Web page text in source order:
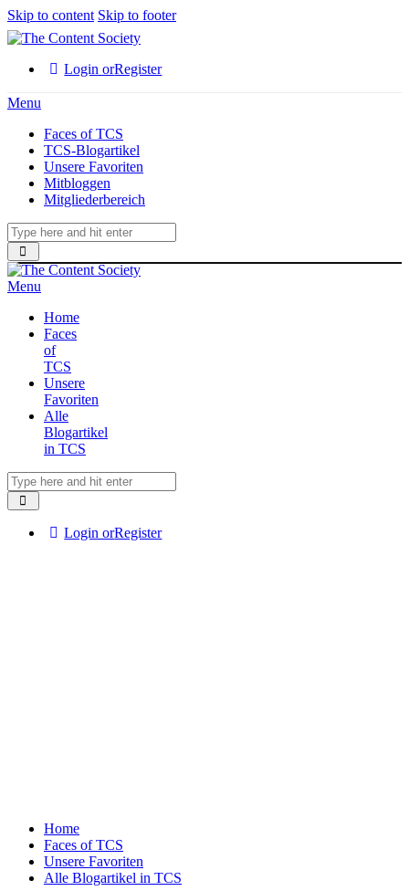
Skip to content Skip to footer
Login orRegister
Menu
Faces of TCS
TCS-Blogartikel
Unsere Favoriten
Mitbloggen
Mitgliederbereich
Menu
Home
Faces
of
TCS
Unsere
Favoriten
Alle
Blogartikel
in TCS
Login orRegister
Home
Faces of TCS
Unsere Favoriten
Alle Blogartikel in TCS